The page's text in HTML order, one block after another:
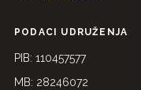
PODACI UDRUŽENJA
PIB: 110457577
MB: 28246072